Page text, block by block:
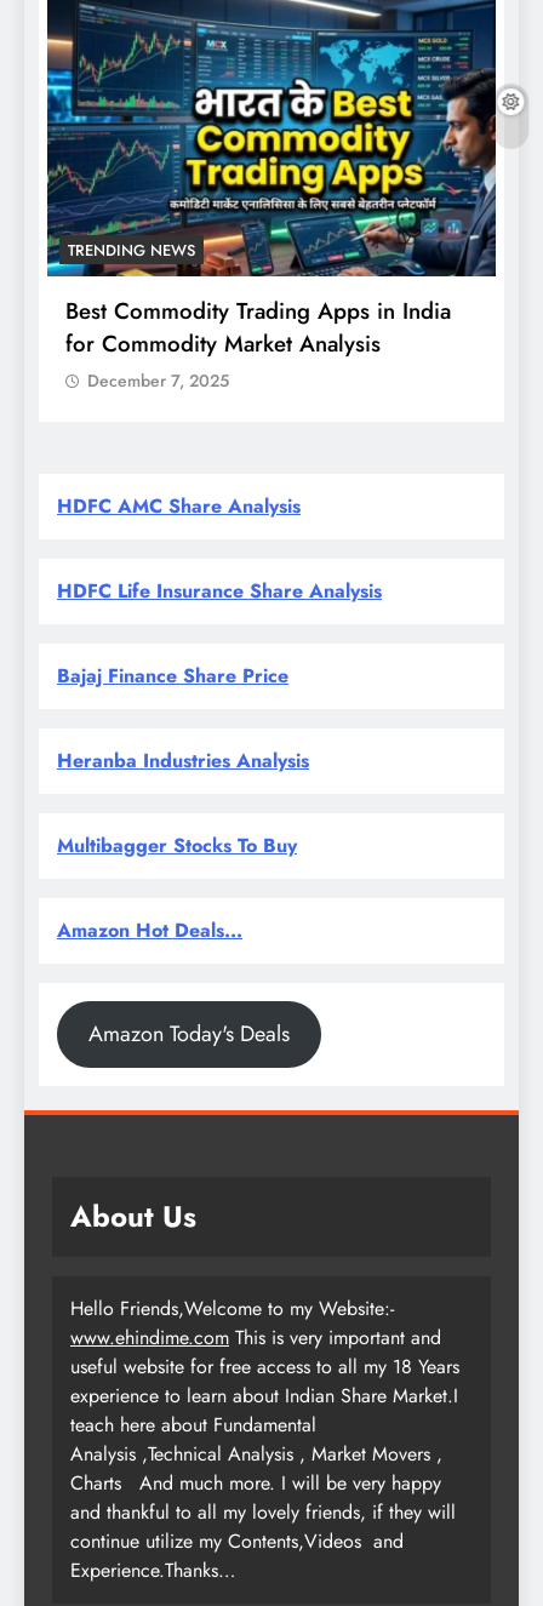
TRENDING NEWS
Best Commodity Trading Apps in India
for Commodity Market Analysis
December 7, 2025
HDFC AMC Share Analysis
HDFC Life Insurance Share Analysis
Bajaj Finance Share Price
Heranba Industries Analysis
Multibagger Stocks To Buy
Amazon Hot Deals...
Amazon Today's Deals
About Us
Hello Friends,Welcome to my Website:-
www.ehindime.com This is very important and
useful website for free access to all my 18 Years
experience to learn about Indian Share Market.I
teach here about Fundamental
Analysis ,Technical Analysis , Market Movers ,
Charts
And much more. I will be very happy
and thankful to all my lovely friends, if they will
continue utilize my Contents,Videos and
Experience.Thanks…